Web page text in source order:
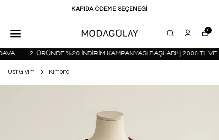
KAPIDA ÖDEME SEÇENEĞİ
0
2. ÜRÜNDE %20 İNDİRİM KAMPANYASI BAŞLADI! | 2000 TL VE
Üst Giyim Kimono